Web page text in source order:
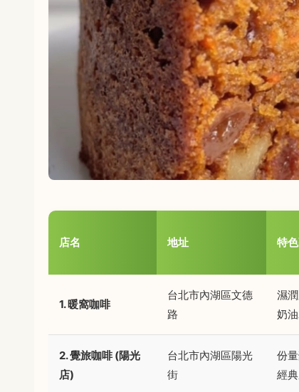
店名 地址 特
1. 暖窩咖啡
台北市內湖區文德
路
濕
奶
2. 覺旅咖啡 (陽光
店)
台北市內湖區陽光
街
份
經